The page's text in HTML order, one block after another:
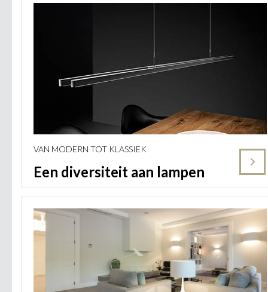
VAN MODERN TOT KLASSIEK
Een diversiteit aan lampen